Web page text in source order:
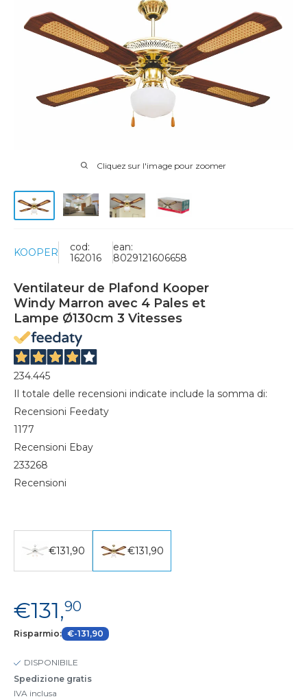
Cliquez sur l'image pour zoomer
KOOPER
cod:
162016
ean:
8029121606658
Ventilateur de Plafond Kooper
Windy Marron avec 4 Pales et
Lampe Ø130cm 3 Vitesses
234.445
Il totale delle recensioni indicate include la somma di:
Recensioni Feedaty
1177
Recensioni Ebay
233268
Recensioni
€131,90 €131,90
€131,90
Risparmio: €-131,90
DISPONIBILE
Spedizione gratis
IVA inclusa